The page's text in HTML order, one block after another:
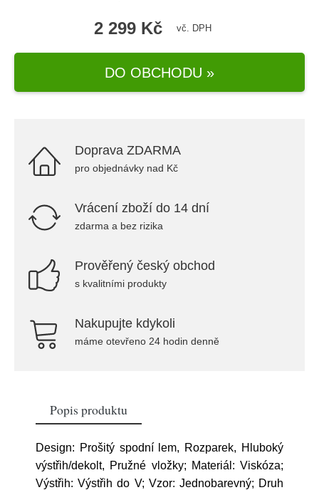
2 299 Kč vč. DPH
DO OBCHODU »
Doprava ZDARMA
pro objednávky nad Kč
Vrácení zboží do 14 dní
zdarma a bez rizika
Prověřený český obchod
s kvalitními produkty
Nakupujte kdykoli
máme otevřeno 24 hodin denně
Popis produktu
Design: Prošitý spodní lem, Rozparek, Hluboký
výstřih/dekolt, Pružné vložky; Materiál: Viskóza;
Výstřih: Výstřih do V; Vzor: Jednobarevný; Druh